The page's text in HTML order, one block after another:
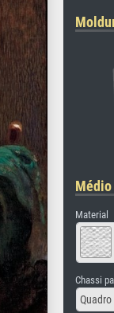
Médio
Material
Chassi